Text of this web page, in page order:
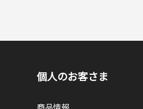
個人のお客さま